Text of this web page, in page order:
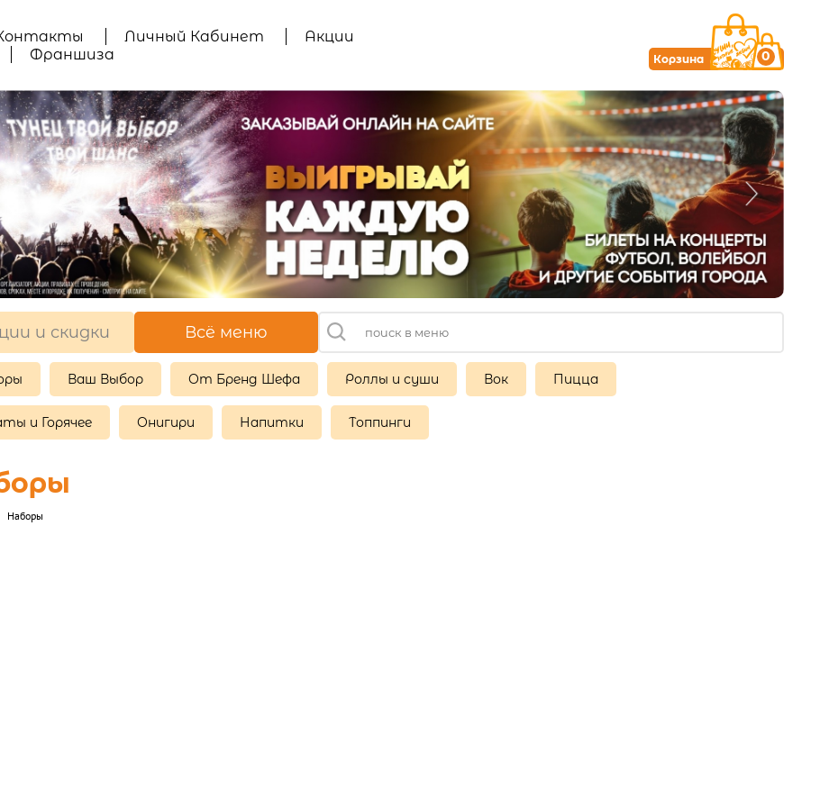
Личный Кабинет
Акции
Франшиза 0
Корзина
и скидки Всё меню
Ваш Выбор От Бренд Шефа Роллы и суши Вок Пицца
и Горячее Онигири Напитки Топпинги
Наборы